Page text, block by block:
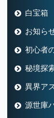
白宝箱
お知ら
初心者
秘境探
異界ア
源世庫